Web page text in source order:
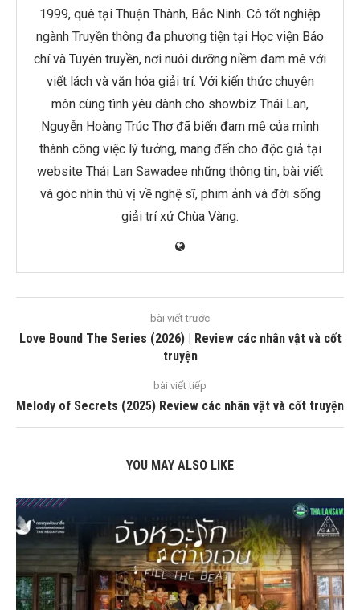
1999, quê tại Thuận Thành, Bắc Ninh. Cô tốt nghiệp
ngành Truyền thông đa phương tiện tại Học viện Báo
chí và Tuyên truyền, nơi nuôi dưỡng niềm đam mê với
viết lách và văn hóa giải trí. Với kiến thức chuyên
môn cùng tình yêu dành cho showbiz Thái Lan,
Nguyễn Hoàng Trúc Thơ đã biến đam mê của mình
thành công việc lý tưởng, mang đến cho độc giả tại
website Thái Lan Sawadee những thông tin, bài viết
và góc nhìn thú vị về nghệ sĩ, phim ảnh và đời sống
giải trí xứ Chùa Vàng.
bài viết trước
Love Bound The Series (2026) | Review các nhân vật và cốt
truyện
bài viết tiếp
Melody of Secrets (2025) Review các nhân vật và cốt truyện
YOU MAY ALSO LIKE